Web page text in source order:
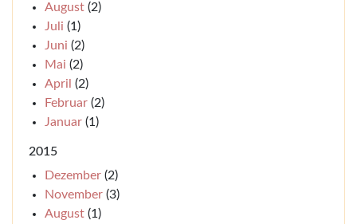
August (2)
Juli (1)
Juni (2)
Mai (2)
April (2)
Februar (2)
Januar (1)
2015
Dezember (2)
November (3)
August (1)